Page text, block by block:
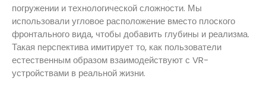
погружении и технологической сложности. Мы
использовали угловое расположение вместо плоского
фронтального вида, чтобы добавить глубины и реализма.
Такая перспектива имитирует то, как пользователи
естественным образом взаимодействуют с VR-
устройствами в реальной жизни.